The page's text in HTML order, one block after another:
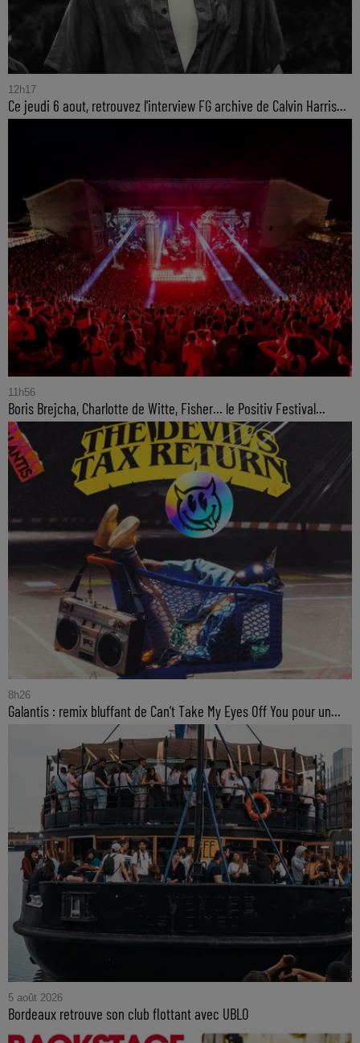
12h17
Ce jeudi 6 aout, retrouvez l'interview FG archive de Calvin Harris...
11h56
Boris Brejcha, Charlotte de Witte, Fisher… le Positiv Festival...
8h26
Galantis : remix bluffant de Can’t Take My Eyes Off You pour un...
5 août 2026
Bordeaux retrouve son club flottant avec UBLO